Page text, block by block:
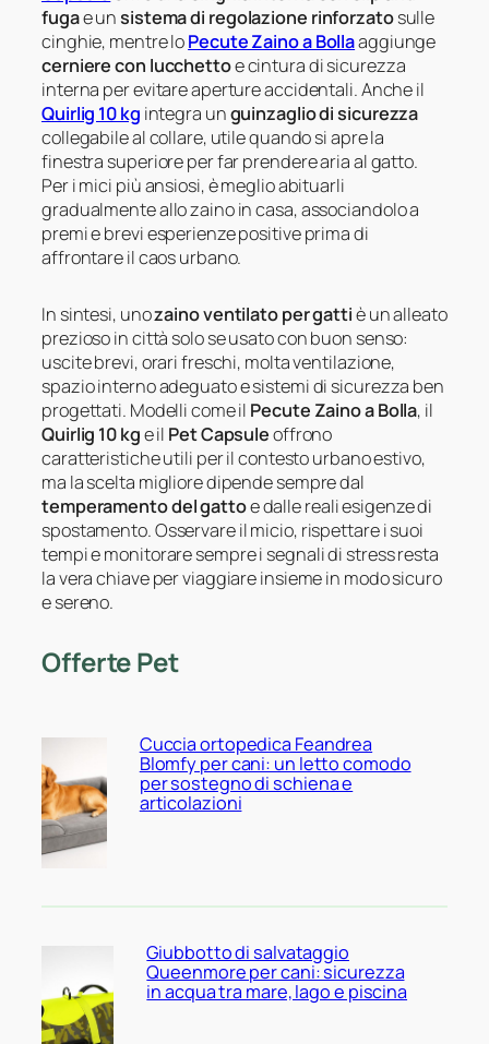
fugae unsistema di regolazione rinforzatosulle
cinghie, mentre loPecute Zaino a Bollaaggiunge
cerniere con lucchettoe cintura di sicurezza
interna per evitare aperture accidentali. Anche il
Quirlig 10 kg integra unguinzaglio di sicurezza
collegabile al collare, utile quando si apre la
finestra superiore per far prendere aria al gatto.
Per i mici più ansiosi, è meglio abituarli
gradualmente allo zaino in casa, associandolo a
premi e brevi esperienze positive prima di
affrontare il caos urbano.
In sintesi, unozaino ventilato per gattiè un alleato
prezioso in città solo se usato con buon senso:
uscite brevi, orari freschi, molta ventilazione,
spazio interno adeguato e sistemi di sicurezza ben
progettati. Modelli come il Pecute Zaino a Bolla, il
Quirlig 10 kge il Pet Capsuleoffrono
caratteristiche utili per il contesto urbano estivo,
ma la scelta migliore dipende sempre dal
temperamento del gattoe dalle reali esigenze di
spostamento. Osservare il micio, rispettare i suoi
tempi e monitorare sempre i segnali di stress resta
la vera chiave per viaggiare insieme in modo sicuro
e sereno.
Offerte Pet
Cuccia ortopedica Feandrea
Blomfy per cani: un letto comodo
per sostegno di schiena e
articolazioni
Giubbotto di salvataggio
Queenmore per cani: sicurezza
in acqua tra mare, lago e piscina